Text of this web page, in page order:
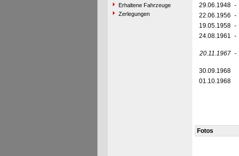
Erhaltene Fahrzeuge
Zerlegungen
29.06.1948 -
22.06.1956 -
19.05.1958 -
24.08.1961 -
20.11.1967 -
30.09.1968
01.10.1968
Fotos